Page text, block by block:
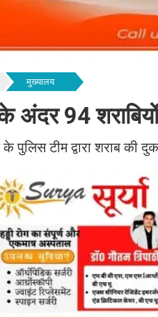
मुख्यालय
अंदर 94 शराबियों
पुलिस टीम द्वारा शराब की